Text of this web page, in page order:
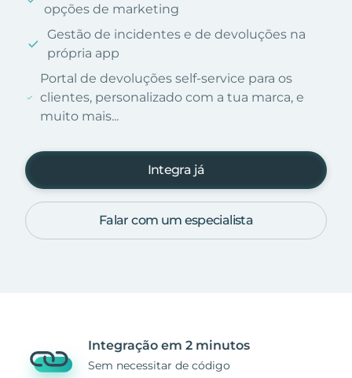
opções de marketing
Gestão de incidentes e de devoluções na
própria app
Portal de devoluções self-service para os
clientes, personalizado com a tua marca, e
muito mais...
Integra já
Falar com um especialista
Integração em 2 minutos
Sem necessitar de código